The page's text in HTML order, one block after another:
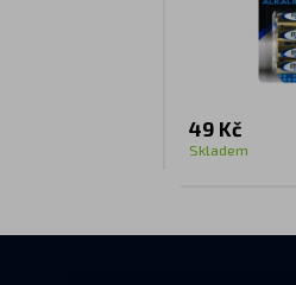
49 Kč
Skladem